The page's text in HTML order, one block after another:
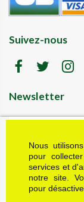
Nous
pour
services et
notre site.
pour
Suivez-nous
Newsletter
LK motoculture vous
bienvenue (code de
de confirmation envoyé à
Vous pouvez vous
Plus d'informations dans
J'accepte les